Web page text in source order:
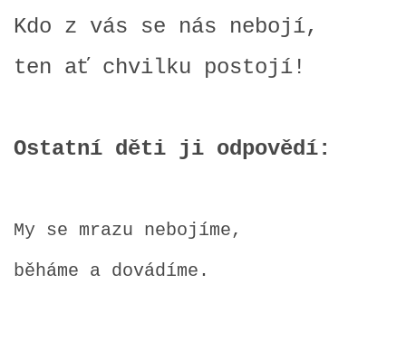
BÁSNĚ K TÉMATU PODZIM
POHYBOVÉ AKTIVITY NA TÉMA PODZIM
Kdo z vás se nás nebojí,
ten ať chvilku postojí!
Ostatní děti ji odpovědí:
My se mrazu nebojíme,
běháme a dovádíme.